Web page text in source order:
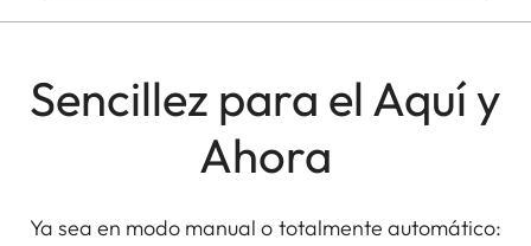
Sencillez para el Aquí y
Ahora
Ya sea en modo manual o totalmente automático: